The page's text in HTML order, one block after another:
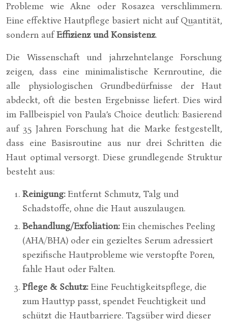
Probleme wie Akne oder Rosazea verschlimmern.
Eine effektive Hautpflege basiert nicht auf Quantität,
sondern aufEffizienz und Konsistenz.
Die Wissenschaft und jahrzehntelange Forschung
zeigen, dass eine minimalistische Kernroutine, die
alle physiologischen Grundbedürfnisse der Haut
abdeckt, oft die besten Ergebnisse liefert. Dies wird
im Fallbeispiel von Paula’s Choice deutlich: Basierend
auf 35 Jahren Forschung hat die Marke festgestellt,
dass eine Basisroutine aus nur drei Schritten die
Haut optimal versorgt. Diese grundlegende Struktur
besteht aus:
Reinigung:Entfernt Schmutz, Talg und
Schadstoffe, ohne die Haut auszulaugen.
Behandlung/Exfoliation:Ein chemisches Peeling
(AHA/BHA) oder ein gezieltes Serum adressiert
spezifische Hautprobleme wie verstopfte Poren,
fahle Haut oder Falten.
Pflege & Schutz:Eine Feuchtigkeitspflege, die
zum Hauttyp passt, spendet Feuchtigkeit und
schützt die Hautbarriere. Tagsüber wird dieser